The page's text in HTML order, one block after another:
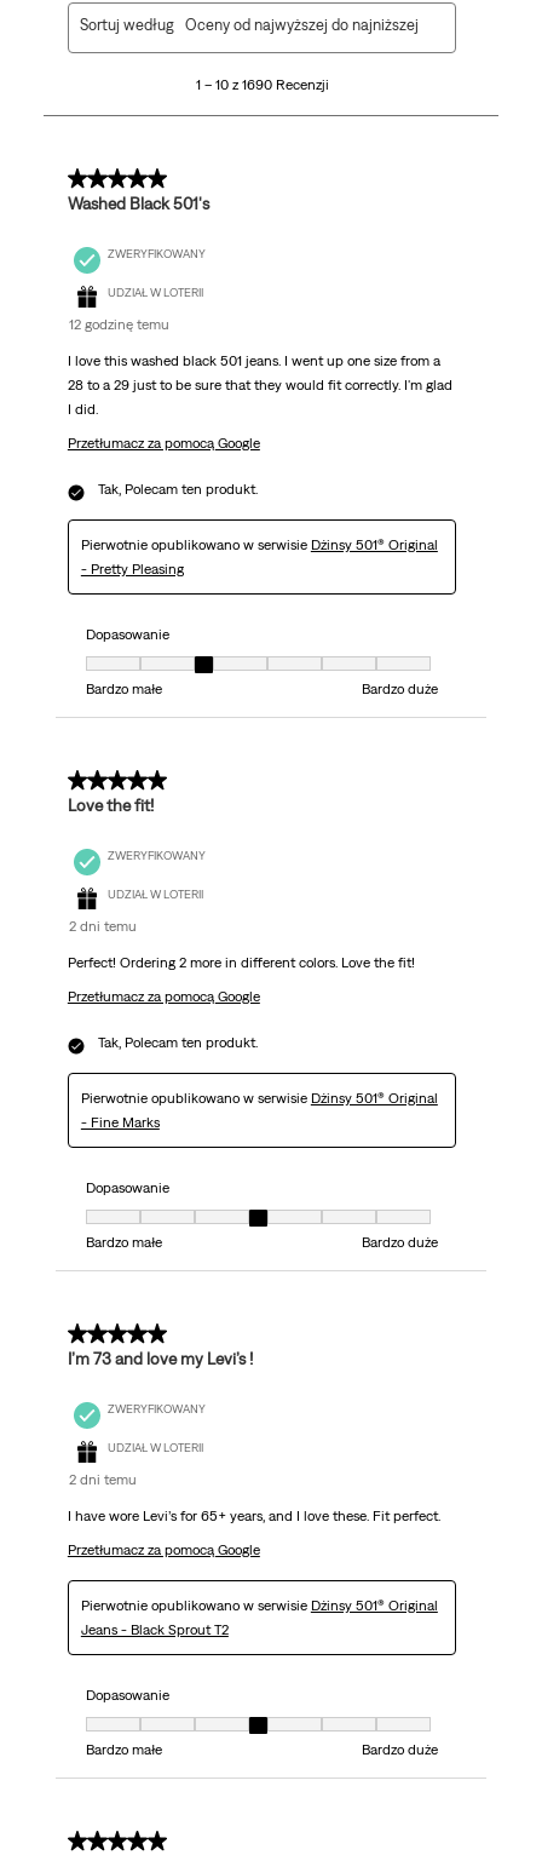
1690
1 – 10 z 1690 Recenzji
Sortuj według Oceny od najwyższej do najniższej
5 z 5 gwiazdek.
Washed Black 501's
ZWERYFIKOWANY
UDZIAŁ W LOTERII
12 godzinę temu
I love this washed black 501 jeans. I went up one size from a
28 to a 29 just to be sure that they would fit correctly. I'm glad
I did.
Przetłumacz za pomocą Google
Tak, Polecam ten produkt.
Pierwotnie opublikowano w serwisie Dżinsy 501® Original
- Pretty Pleasing
Dopasowanie
Dopasowanie, 3 z 7, gdzie 1 jest równe Bardzo małe i 7 jest równe Bardzo
Bardzo małe
Bardzo duże
5 z 5 gwiazdek.
Love the fit!
ZWERYFIKOWANY
UDZIAŁ W LOTERII
2 dni temu
Perfect! Ordering 2 more in different colors. Love the fit!
Przetłumacz za pomocą Google
Tak, Polecam ten produkt.
Pierwotnie opublikowano w serwisie Dżinsy 501® Original
- Fine Marks
Dopasowanie
Dopasowanie, 4 z 7, gdzie 1 jest równe Bardzo małe i 7 jest równe Bardzo
Bardzo małe
Bardzo duże
5 z 5 gwiazdek.
I’m 73 and love my Levi’s !
ZWERYFIKOWANY
UDZIAŁ W LOTERII
2 dni temu
I have wore Levi’s for 65+ years, and I love these. Fit perfect.
Przetłumacz za pomocą Google
Pierwotnie opublikowano w serwisie Dżinsy 501® Original
Jeans - Black Sprout T2
Dopasowanie
Dopasowanie, 4 z 7, gdzie 1 jest równe Bardzo małe i 7 jest równe Bardzo
Bardzo małe
Bardzo duże
5 z 5 gwiazdek.